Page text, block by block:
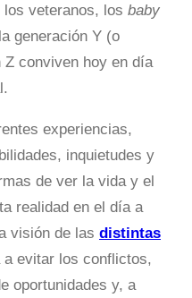
los veteranos, los baby
generación Y (o
Z conviven hoy en día
experiencias,
inquietudes y
de ver la vida y el
realidad en el día a
visión de las distintas
a evitar los conflictos,
oportunidades y, a